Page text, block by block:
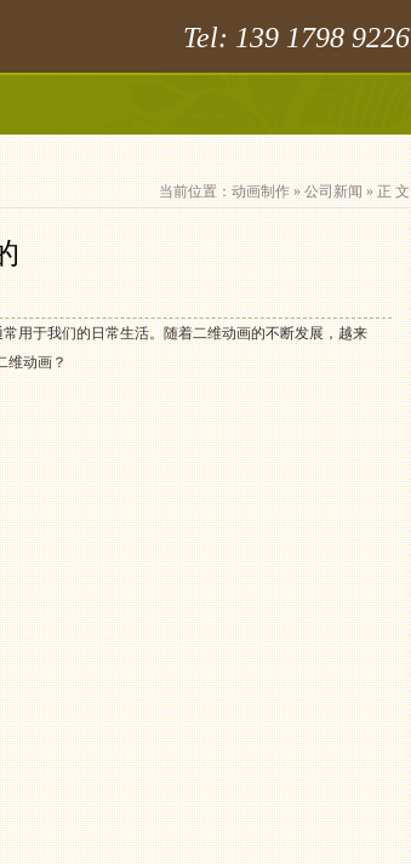
Tel: 139 1798 9226
当前位置：动画制作»公司新闻» 正 文
用于我们的日常生活。随着二维动画的不断发展，越来
维动画？